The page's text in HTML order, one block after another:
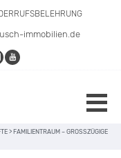
immobilien.de
> FAMILIENTRAUM – GROSSZÜGIGE D